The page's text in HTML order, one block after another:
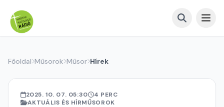
Főoldal Műsorok Műsor Hírek
2025. 10. 07. 05:30
4 PERC
AKTUÁLIS ÉS HÍRMŰSOROK